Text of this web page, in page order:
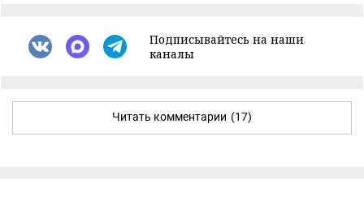
Подписывайтесь на наши
каналы
Читать комментарии (17)